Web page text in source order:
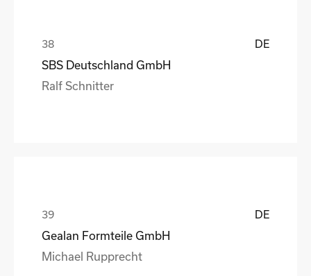
DE
SBS Deutschland GmbH
Ralf Schnitter
DE
Gealan Formteile GmbH
Michael Rupprecht